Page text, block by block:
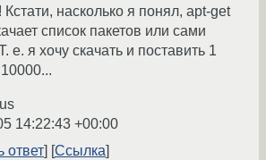
насколько я понял, apt-get
список пакетов или сами
е. я хочу скачать и поставить 1
14:22:43 +00:00
ответ
Ссылка